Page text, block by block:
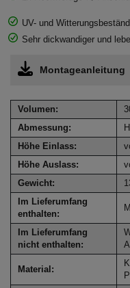
UV- und
Sehr dickwandiger und
Montageanleitung
Volumen:
Abmessung:
Höhe Einlass:
Höhe Auslass:
Gewicht:
Im Lieferumfang
enthalten:
Im Lieferumfang
nicht enthalten:
Material: